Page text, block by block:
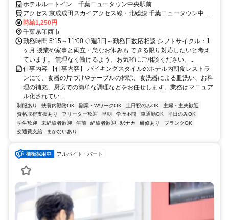
未経験歓迎！主婦(夫)さん活躍中
ホテルルートイン 千葉ニュータウン中央駅前
アクセス 京成成田スカイアクセス線・北総線 千葉ニュータウン中央
徒歩約4分
時給1,250円
千葉県印西市
勤務時間 5:15～11:00 ◇週3日～勤務日数応相談 シフトサイクル：1
ヶ月 授業や家事と両立・急なお休みも できる限り対応したいと考え
ています。 無理なく働けるよう、お気軽にご相談ください。...
仕事内容 【仕事内容】 バイキングスタイルのホテル内朝食レストラ
ンにて、食器の片づけやテーブルの掃除、食洗器による皿洗い、お料
理の補充、厨房での簡単な調理などをお任せします。業務はマニュア
ル化されてい...
制服あり 扶養内勤務OK 副業・WワークOK 土日祝のみOK
主婦・主夫歓迎
資格取得支援あり
フリーター歓迎 早朝 学歴不問 車通勤OK
平日のみOK
学生歓迎
未経験者歓迎 午前 経験者歓迎 駅ナカ 研修あり
ブランクOK
交通費支給
まかないあり
アルバイト・パート